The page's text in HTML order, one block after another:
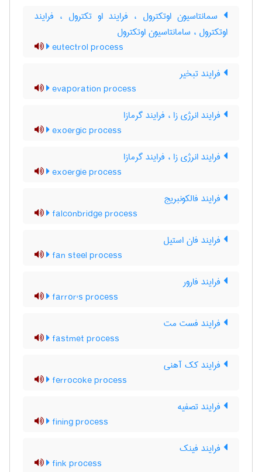
سمانتاسیون اوتکترول ، فرایند او تکترول ، فرایند
اوتکترول ، سامانتاسیون اوتکترول
eutectrol process
فرایند تبخیر
evaporation process
فرایند انرژی زا ، فرایند گرمازا
exoergic process
فرایند انرژی زا ، فرایند گرمازا
exoergie process
فرایند فالکونبریج
falconbridge process
فرایند فان استیل
fan steel process
فرایند فارور
farror's process
فرایند فست مت
fastmet process
فرایند کک آهنی
ferrocoke process
فرایند تصفیه
fining process
فرایند فینک
fink process